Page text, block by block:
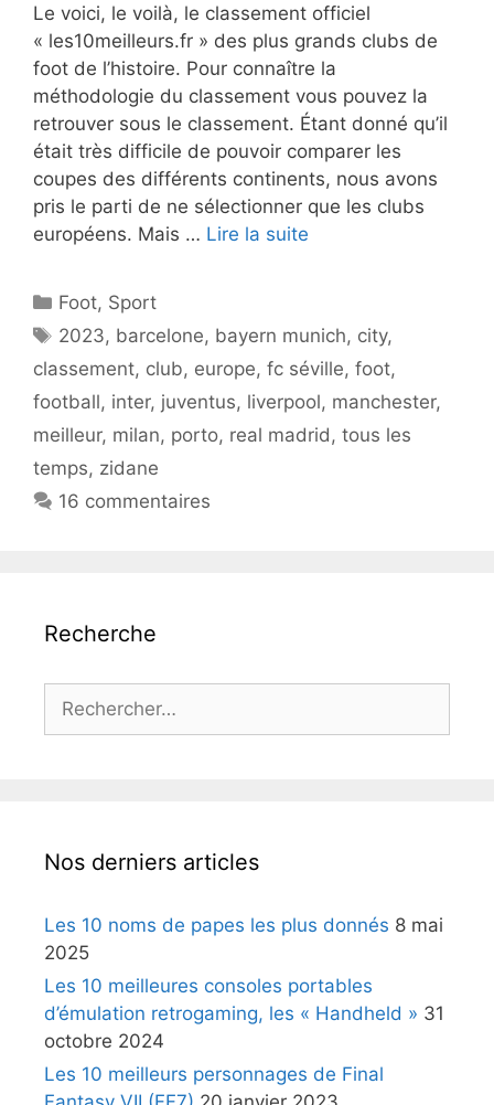
Le voici, le voilà, le classement officiel
« les10meilleurs.fr » des plus grands clubs de
foot de l’histoire. Pour connaître la
méthodologie du classement vous pouvez la
retrouver sous le classement. Étant donné qu’il
était très difficile de pouvoir comparer les
coupes des différents continents, nous avons
pris le parti de ne sélectionner que les clubs
européens. Mais … Lire la suite
Catégories
Foot, Sport
Étiquettes
2023, barcelone, bayern munich, city,
classement, club, europe, fc séville, foot,
football, inter, juventus, liverpool, manchester,
meilleur, milan, porto, real madrid , tous les
temps, zidane
16 commentaires
Recherche
Nos derniers articles
Les 10 noms de papes les plus donnés 8 mai
2025
Les 10 meilleures consoles portables
d’émulation retrogaming, les « Handheld » 31
octobre 2024
Les 10 meilleurs personnages de Final